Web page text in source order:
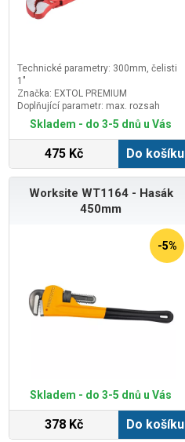
Technické parametry: 300mm, čelisti
1"
Značka: EXTOL PREMIUM
Doplňující parametr: max. rozsah
40mm
Skladem - do 3-5 dnů u Vás
475 Kč Do košíku
Worksite WT1164 - Hasák
450mm
-5%
Skladem - do 3-5 dnů u Vás
378 Kč Do košíku